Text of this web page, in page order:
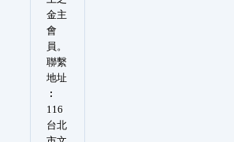
金主
會
員。
聯繫
地址
︰
116
台北